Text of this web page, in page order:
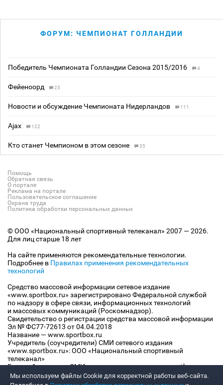
ФОРУМ: ЧЕМПИОНАТ ГОЛЛАНДИИ
Победитель Чемпионата Голландии Сезона 2015/2016 4
Фейеноорд 25
Новости и обсуждение Чемпионата Нидерландов 111
Ajax 122
Кто станет Чемпионом в этом сезоне 35
Помощь
Обратная связь
О портале
Реклама на портале
Пользовательское соглашение
Охрана труда
Политика обработки персональных данных
© ООО «Национальный спортивный телеканал» 2007 — 2026.
Для лиц старше 18 лет
На сайте применяются рекомендательные технологии.
Подробнее в Правилах применения рекомендательных
технологий
Средство массовой информации сетевое издание
«www.sportbox.ru» зарегистрировано Федеральной службой
по надзору в сфере связи, информационных технологий
и массовых коммуникаций (Роскомнадзор).
Свидетельство о регистрации средства массовой информации
Эл № ФС77-72613 от 04.04.2018
Название — www.sportbox.ru
Учредитель (соучредители) СМИ сетевого издания
«www.sportbox.ru»: ООО «Национальный спортивный
телеканал»
Главный редактор СМИ сетевого издания «www.sportbox.ru»:
Конов В.А.
Номер телефона редакции СМИ сетевого издания
Мы используем файлы Сookie для корректной работы веб-сайта.